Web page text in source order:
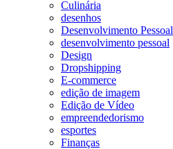
Culinária
desenhos
Desenvolvimento Pessoal
desenvolvimento pessoal
Design
Dropshipping
E-commerce
edição de imagem
Edição de Vídeo
empreendedorismo
esportes
Finanças